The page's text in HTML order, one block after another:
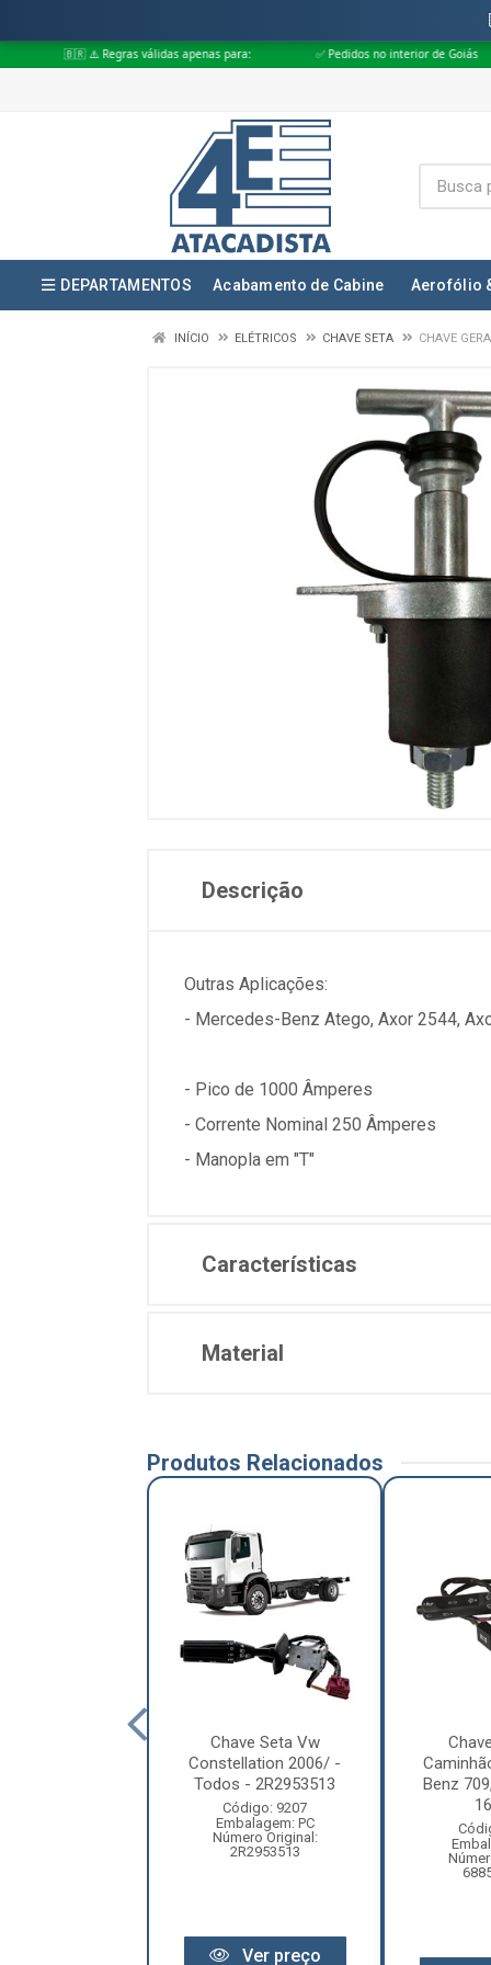
válidas apenas para: ✅ Pedidos no interior de Goiás ✅
DEPARTAMENTOS Acabamento de Cabine Aerofólio
INÍCIO ELÉTRICOS CHAVE SETA CHAVE
Descrição
Outras Aplicações:
- Mercedes-Benz Atego, Axor 2544,
- Pico de 1000 Âmperes
- Corrente Nominal 250 Âmperes
- Manopla em "T"
Características
Material
Produtos Relacionados
Chave Seta Vw
Constellation 2006/ -
Todos - 2R2953513
Código: 9207
Embalagem: PC
Número Original:
2R2953513
Ver preço
Benz